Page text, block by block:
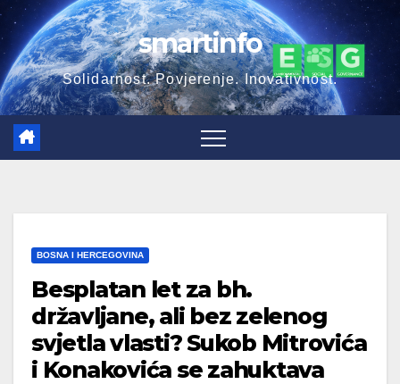
Skip
to
content
smartinfo
Solidarnost. Povjerenje. Inovativnost.
BOSNA I HERCEGOVINA
Besplatan let za bh.
državljane, ali bez zelenog
svjetla vlasti? Sukob Mitrovića
i Konakovića se zahuktava